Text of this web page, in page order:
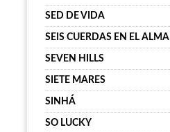
SED DE VIDA
SEIS CUERDAS EN EL ALMA
SEVEN HILLS
SIETE MARES
SINHÁ
SO LUCKY